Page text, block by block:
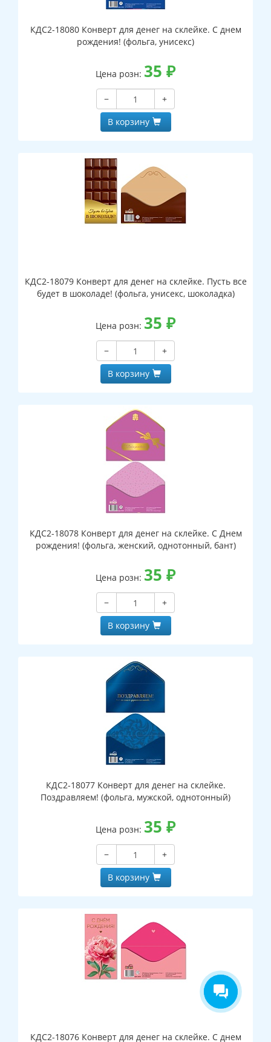
КДС2-18080 Конверт для денег на склейке. С днем
рождения! (фольга, унисекс)
Цена розн: 35 ₽
−
+
В корзину
КДС2-18079 Конверт для денег на склейке. Пусть все
будет в шоколаде! (фольга, унисекс, шоколадка)
Цена розн: 35 ₽
−
+
В корзину
КДС2-18078 Конверт для денег на склейке. С Днем
рождения! (фольга, женский, однотонный, бант)
Цена розн: 35 ₽
−
+
В корзину
КДС2-18077 Конверт для денег на склейке.
Поздравляем! (фольга, мужской, однотонный)
Цена розн: 35 ₽
−
+
В корзину
КДС2-18076 Конверт для денег на склейке. С днем